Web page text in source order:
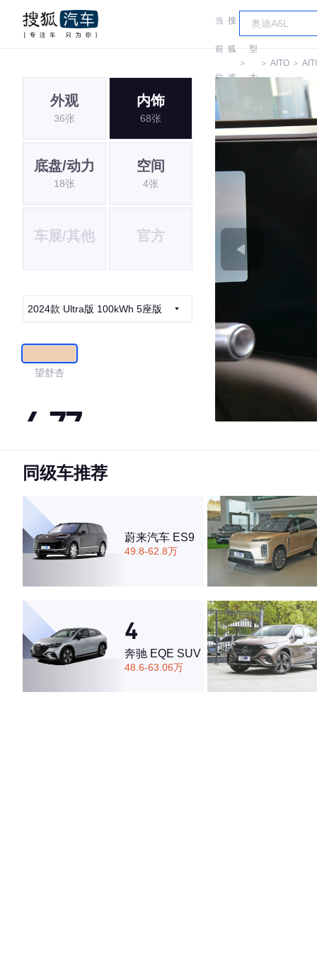
当
前
位
搜
狐
汽
＞
车
型
大
＞ AITO ＞
外观
36张
内饰
68张
底盘/动力
18张
空间
4张
车展/其他 官方
2024款 Ultra版 100kWh 5座版
望舒杏
4.77
·外观表现一般，低于54%同级车
·空间表现较为优秀，优于66%同级车
同级车推荐
蔚来汽车 ES9
49.8-62.8万
4
奔驰 EQE SUV
48.6-63.06万